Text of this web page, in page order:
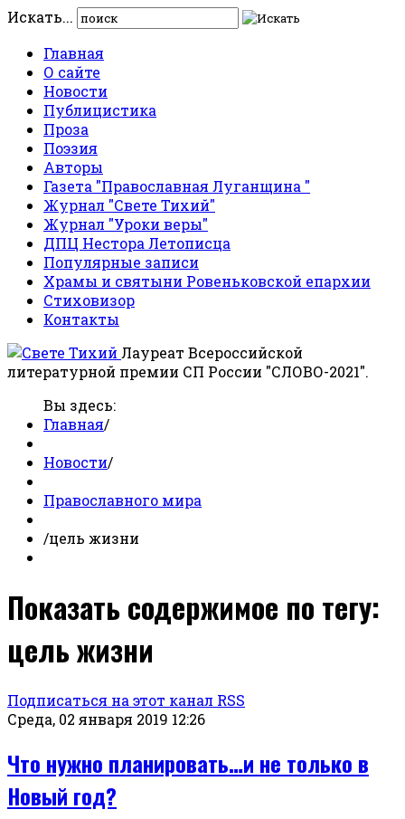
Искать...
Главная
О сайте
Новости
Публицистика
Проза
Поэзия
Авторы
Газета "Православная Луганщина "
Журнал "Свете Тихий"
Журнал "Уроки веры"
ДПЦ Нестора Летописца
Популярные записи
Храмы и святыни Ровеньковской епархии
Стиховизор
Контакты
Лауреат Всероссийской
литературной премии СП России "СЛОВО-2021".
Вы здесь:
Главная/
Новости/
Православного мира
/цель жизни
Показать содержимое по тегу:
цель жизни
Подписаться на этот канал RSS
Среда, 02 января 2019 12:26
Что нужно планировать…и не только в
Новый год?